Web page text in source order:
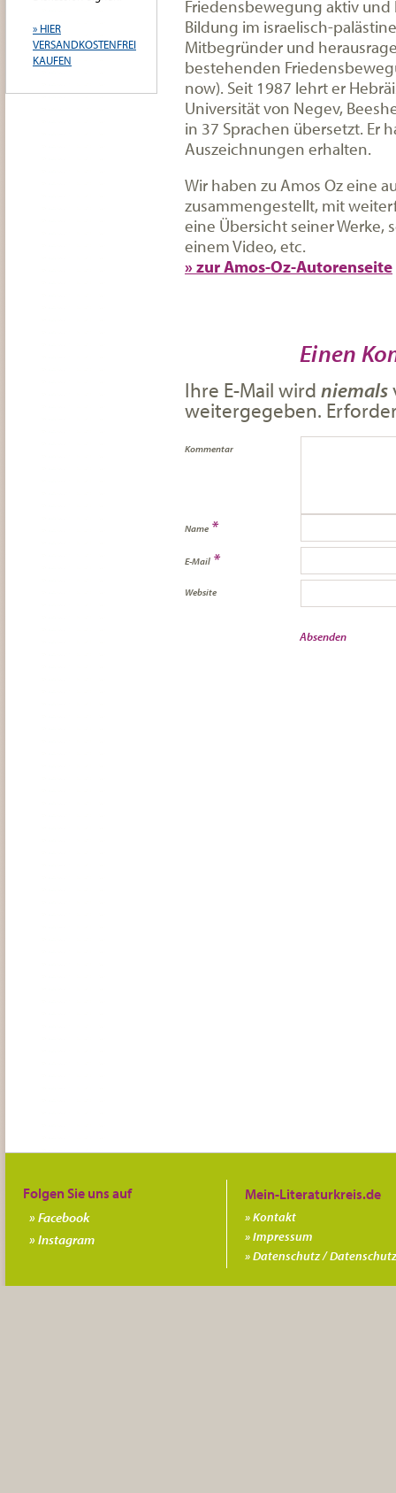
Friedensbewegung aktiv
Bildung im israelisch-
Mitbegründer und
bestehenden
now). Seit 1987 lehrt er
Universität von Negev,
in 37 Sprachen übersetzt. Er
Auszeichnungen erhalten.
Wir haben zu Amos Oz eine
zusammengestellt, mit
eine Übersicht seiner Werke,
einem Video, etc.
» zur Amos-Oz-Autorenseite
Einen
Ihre E-Mail wird niemals
weitergegeben.
Kommentar
Name *
E-Mail *
Website
» HIER
VERSANDKOSTENFREI
KAUFEN
Kontakt
Impressum
Datenschutz /
Folgen Sie uns auf
Facebook
Instagram